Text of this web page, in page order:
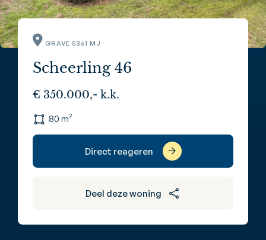
GRAVE 5361 MJ
Scheerling 46
€ 350.000,- k.k.
80 m²
Direct reageren
Deel deze woning